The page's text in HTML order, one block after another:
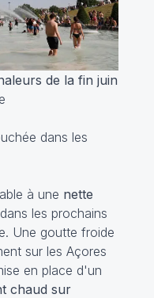
de la fin juin
dans les
à une nette
les prochains
Une goutte froide
sur les Açores
en place d'un
chaud sur